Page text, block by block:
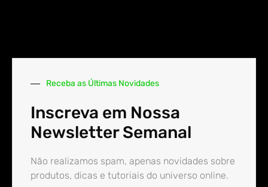
Receba as Últimas Novidades
Inscreva em Nossa
Newsletter Semanal
Não realizamos spam, apenas novidades sobre
produtos, dicas e tutoriais do universo online.